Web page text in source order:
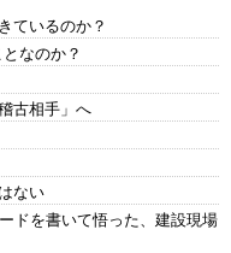
ているのか？
なのか？
古相手」へ
ない
ドを書いて悟った、建設現場